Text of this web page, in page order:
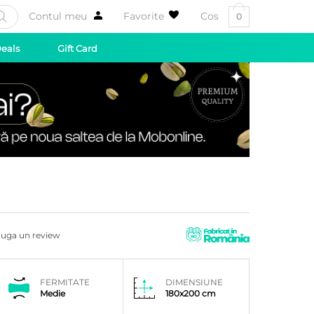
Contul meu Favorite Cos 0
Gift Card
un review
FERMITATE
Medie
DIMENSIUNE
180x200 cm